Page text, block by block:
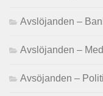
Avslöjanden –
Avslöjanden –
Avsöjanden –